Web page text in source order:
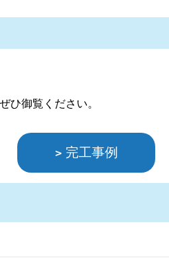
ひ御覧ください。
完工事例